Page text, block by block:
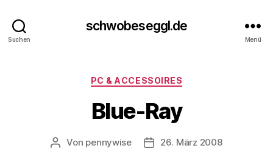
Suchen
schwobeseggl.de
Menü
Kategorien
PC & ACCESSOIRES
Blue-Ray
Beitragsautor
Von pennywise Veröffentlichungsdatum
26. März 2008